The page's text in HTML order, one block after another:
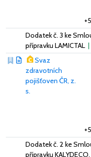
Dodatek č. 3 ke
přípravku LAMICTAL |
Svaz
zdravotních
pojišťoven ČR, z.
s.
Dodatek č. 2 ke
přípravku